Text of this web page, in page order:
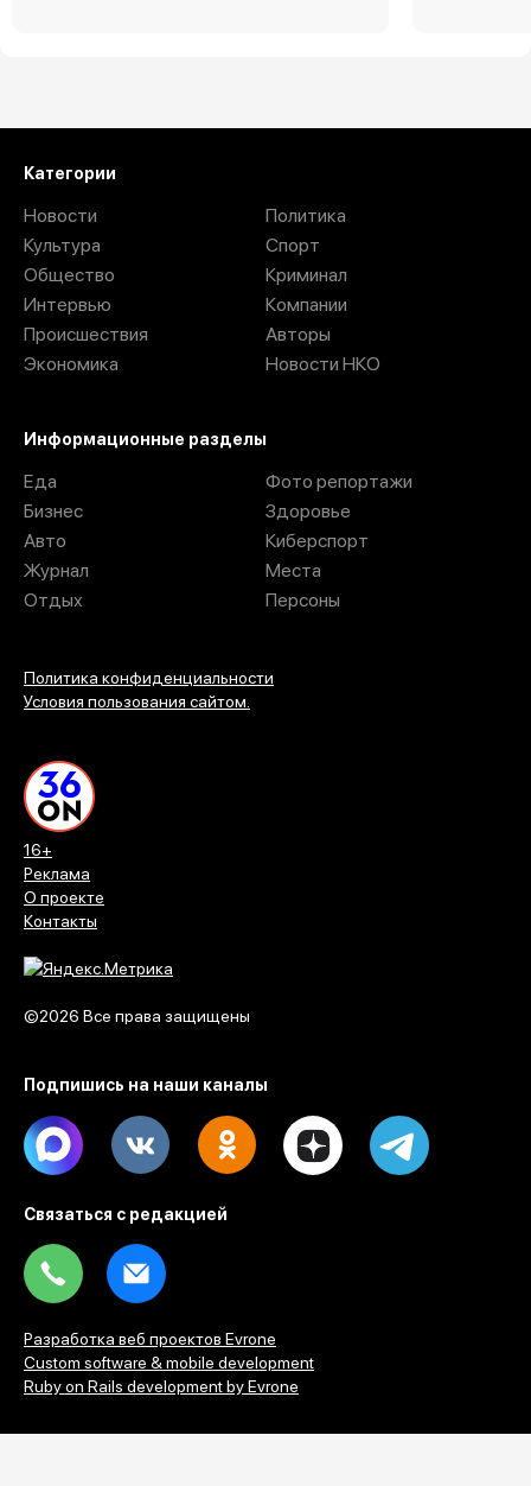
16+
Реклама
О проекте
Контакты
©2026 Все права защищены
Категории
Новости
Культура
Общество
Интервью
Происшествия
Экономика
Политика
Спорт
Криминал
Компании
Авторы
Новости НКО
Информационные разделы
Еда
Бизнес
Авто
Журнал
Отдых
Фото репортажи
Здоровье
Киберспорт
Места
Персоны
Политика конфиденциальности
Условия пользования сайтом.
Подпишись на наши каналы
Max Dzen
Связаться с редакцией
Разработка веб проектов Evrone
Custom software & mobile development
Ruby on Rails development by Evrone